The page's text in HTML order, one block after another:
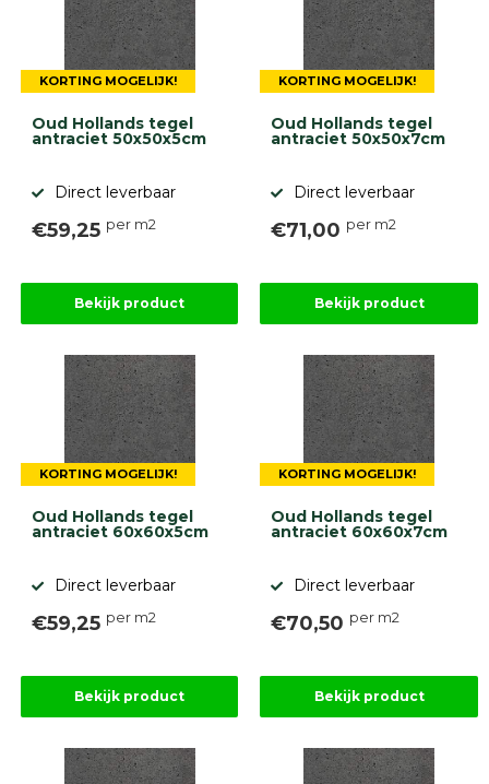
KORTING MOGELIJK!
Oud Hollands tegel
antraciet 50x50x5cm
Direct leverbaar
€59,25 per m2
Bekijk product
KORTING MOGELIJK!
Oud Hollands tegel
antraciet 50x50x7cm
Direct leverbaar
€71,00 per m2
Bekijk product
KORTING MOGELIJK!
Oud Hollands tegel
antraciet 60x60x5cm
Direct leverbaar
€59,25 per m2
Bekijk product
KORTING MOGELIJK!
Oud Hollands tegel
antraciet 60x60x7cm
Direct leverbaar
€70,50 per m2
Bekijk product